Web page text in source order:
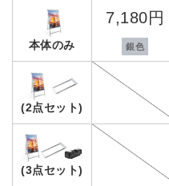
本体のみ
7,180円
銀色
(2点セット)
(3点セット)